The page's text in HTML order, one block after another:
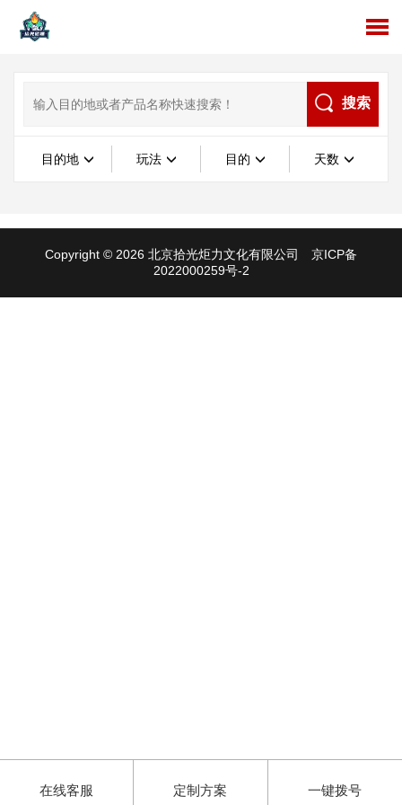
搜索
目的地 玩法 目的 天数
Copyright © 2026 北京拾光炬力文化有限公司 京ICP备
2022000259号-2
在线客服 定制方案 一键拨号